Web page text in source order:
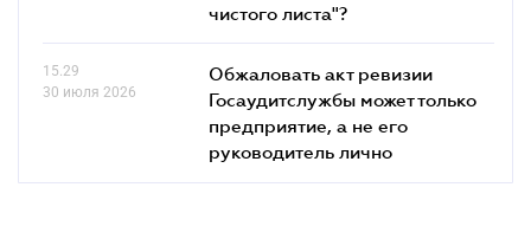
чистого листа"?
15.29
30 июля 2026
Обжаловать акт ревизии
Госаудитслужбы может только
предприятие, а не его
руководитель лично